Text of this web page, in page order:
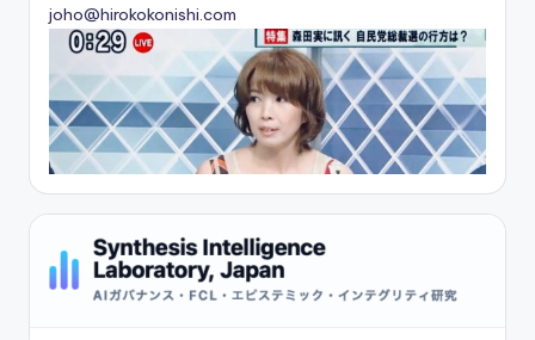
joho@hirokokonishi.com